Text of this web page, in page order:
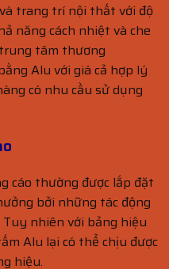
trang trí nội thất với độ
năng cách nhiệt và che
tâm thương
Alu với giá cả hợp lý
có nhu cầu sử dụng
cáo thường được lắp đặt
bởi những tác động
nhiên với bảng hiệu
Alu lại có thể chịu được
hiệu.